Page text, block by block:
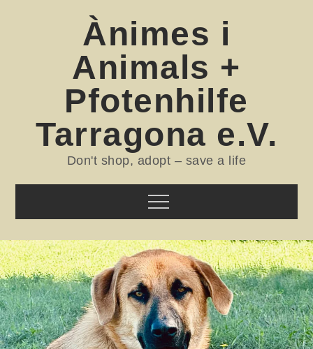
Ànimes i
Animals +
Pfotenhilfe
Tarragona e.V.
Don't shop, adopt – save a life
Menu